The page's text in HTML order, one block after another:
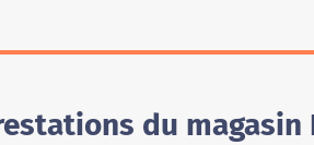
du magasin